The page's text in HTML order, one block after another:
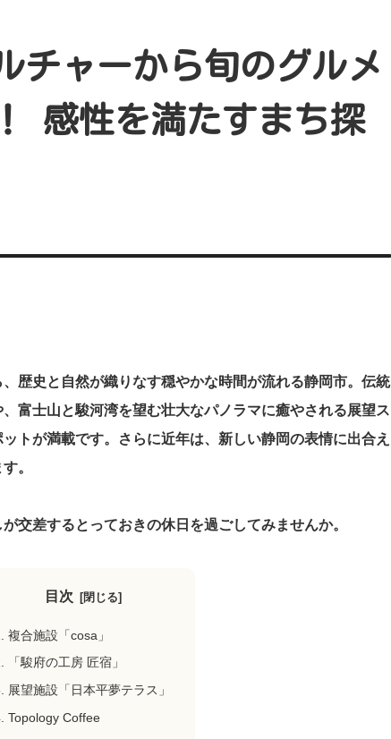
チャーから旬のグルメ
感性を満たすまち探
歴史と自然が織りなす穏やかな時間が流れる静岡市。伝統
富士山と駿河湾を望む壮大なパノラマに癒やされる展望ス
トが満載です。さらに近年は、新しい静岡の表情に出合え
。
交差するとっておきの休日を過ごしてみませんか。
目次
複合施設「cosa」
「駿府の工房 匠宿」
展望施設「日本平夢テラス」
Topology Coffee